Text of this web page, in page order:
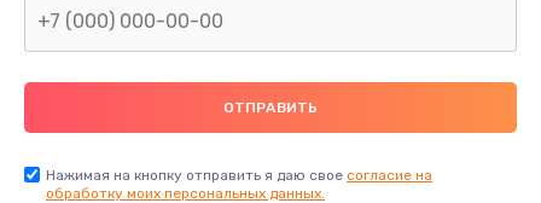
Нажимая на кнопку отправить я даю свое согласие на
обработку моих персональных данных.